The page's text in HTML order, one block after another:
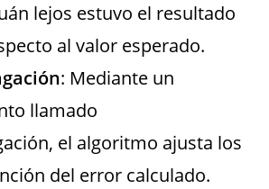
lejos estuvo el resultado
al valor esperado.
: Mediante un
llamado
el algoritmo ajusta los
del error calculado.